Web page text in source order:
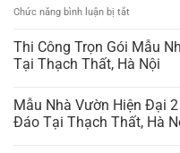
Chức năng bình luận bị tắt
BY
ANTONKILL
Thi Công Trọn Gói Mẫu
Tại Thạch Thất, Hà Nội
Mẫu Nhà Vườn Hiện Đại
Đáo Tại Thạch Thất, Hà